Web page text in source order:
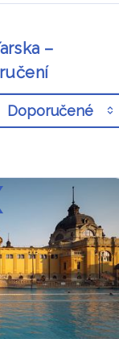
–
Doporučené